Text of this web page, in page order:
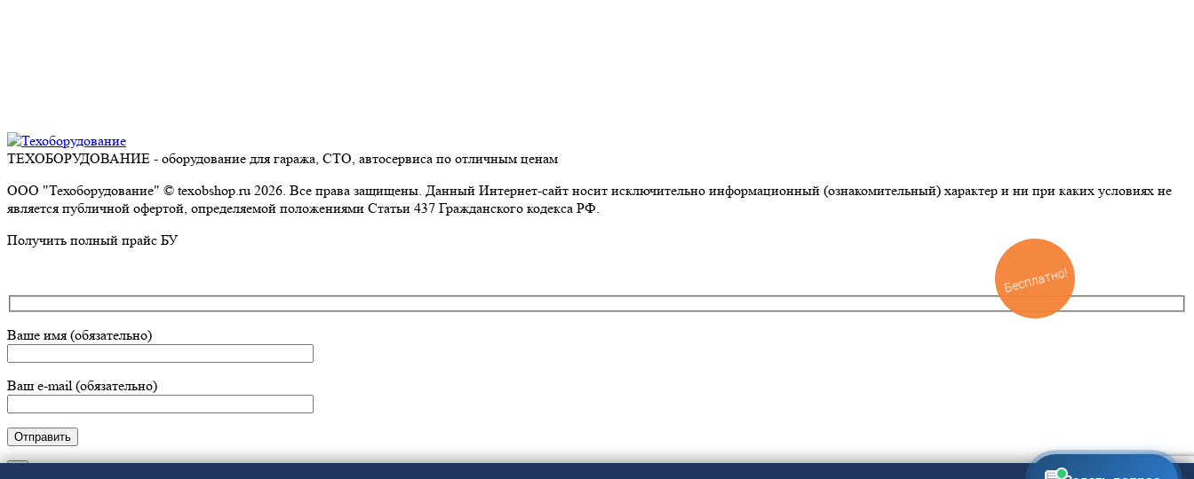
ТЕХОБОРУДОВАНИЕ - оборудование для гаража, СТО, автосервиса по отличным ценам
ООО "Техоборудование" © texobshop.ru 2026. Все права защищены. Данный Интернет-сайт носит исключительно информационный (ознакомительный) характер и ни при каких условиях не
является публичной офертой, определяемой положениями Статьи 437 Гражданского кодекса РФ.
Go
Получить полный прайс БУ
Ваше имя (обязательно)
Ваш e-mail (обязательно)
Бесплатно!